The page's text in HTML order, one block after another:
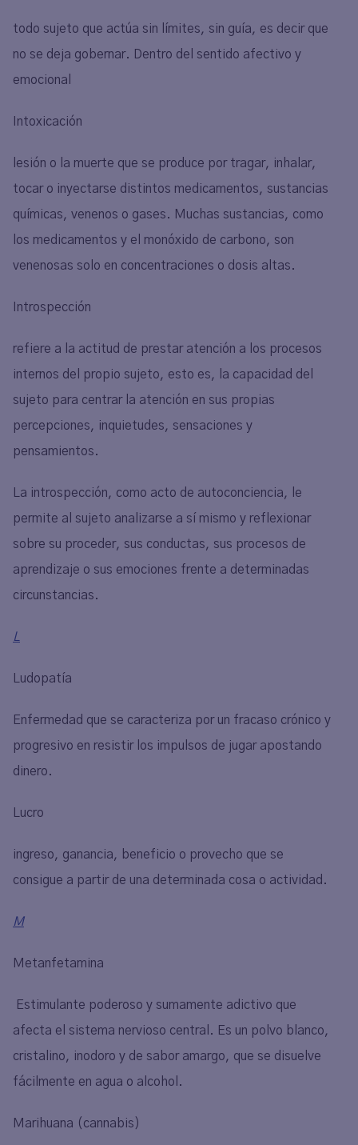
todo sujeto que actúa sin límites, sin guía, es decir que
no se deja gobernar. Dentro del sentido afectivo y
emocional
Intoxicación
lesión o la muerte que se produce por tragar, inhalar,
tocar o inyectarse distintos medicamentos, sustancias
químicas, venenos o gases. Muchas sustancias, como
los medicamentos y el monóxido de carbono, son
venenosas solo en concentraciones o dosis altas.
Introspección
refiere a la actitud de prestar atención a los procesos
internos del propio sujeto, esto es, la capacidad del
sujeto para centrar la atención en sus propias
percepciones, inquietudes, sensaciones y
pensamientos.
La introspección, como acto de autoconciencia, le
permite al sujeto analizarse a sí mismo y reflexionar
sobre su proceder, sus conductas, sus procesos de
aprendizaje o sus emociones frente a determinadas
circunstancias.
L
Ludopatía
Enfermedad que se caracteriza por un fracaso crónico y
progresivo en resistir los impulsos de jugar apostando
dinero.
Lucro
ingreso, ganancia, beneficio o provecho que se
consigue a partir de una determinada cosa o actividad.
M
Metanfetamina
Estimulante poderoso y sumamente adictivo que
afecta el sistema nervioso central. Es un polvo blanco,
cristalino, inodoro y de sabor amargo, que se disuelve
fácilmente en agua o alcohol.
Marihuana (cannabis)